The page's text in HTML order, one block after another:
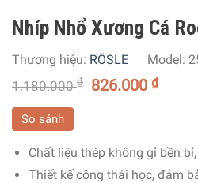
Nhíp Nhổ Xương Cá
Thương hiệu: RÖSLE Model:
1.180.000₫ 826.000₫
So sánh
Chất liệu thép không gỉ bền
Thiết kế công thái học, đảm